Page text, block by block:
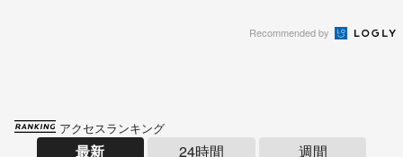
Recommended by
アクセスランキング
最新 24時間 週間